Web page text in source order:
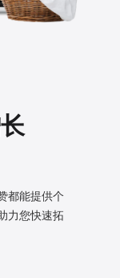
都能提供个
力您快速拓